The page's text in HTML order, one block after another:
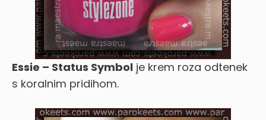
Essie – Status Symbol je krem roza odtenek
s koralnim pridihom.